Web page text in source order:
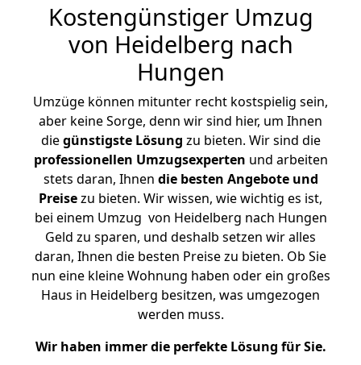
Kostengünstiger Umzug
von Heidelberg nach
Hungen
Umzüge können mitunter recht kostspielig sein,
aber keine Sorge, denn wir sind hier, um Ihnen
diegünstigste Lösung zu bieten. Wir sind die
professionellen Umzugsexperten und arbeiten
stets daran, Ihnen die besten Angebote und
Preisezu bieten. Wir wissen, wie wichtig es ist,
bei einem Umzug von Heidelberg nach Hungen
Geld zu sparen, und deshalb setzen wir alles
daran, Ihnen die besten Preise zu bieten. Ob Sie
nun eine kleine Wohnung haben oder ein großes
Haus in Heidelberg besitzen, was umgezogen
werden muss.
Wir haben immer die perfekte Lösung für Sie.